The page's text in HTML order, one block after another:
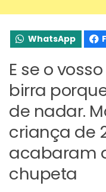
WhatsApp
E se o
birra
de nadar.
criança de
acabaram
chupeta